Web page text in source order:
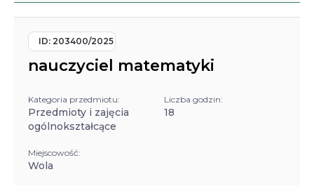
ID: 203400/2025
nauczyciel matematyki
Kategoria przedmiotu:
Przedmioty i zajęcia
ogólnokształcące
Liczba godzin:
18
Miejscowość:
Wola